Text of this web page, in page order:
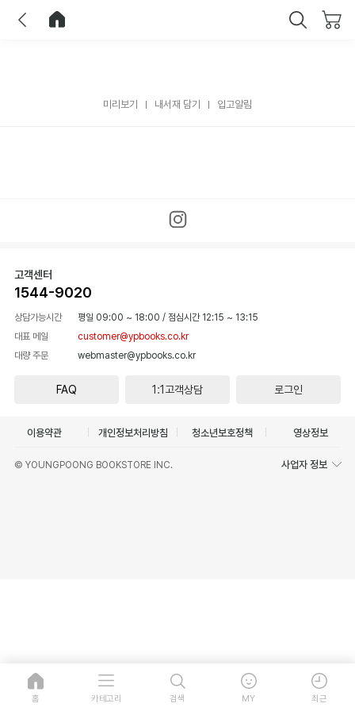
미리보기 내서재 담기 입고알림
고객센터
1544-9020
상담가능시간 평일 09:00 ~ 18:00 / 점심시간 12:15 ~ 13:15
대표 메일
customer@ypbooks.co.kr
대량 주문
webmaster@ypbooks.co.kr
FAQ 1:1고객상담 로그인
이용약관 개인정보처리방침 청소년보호정책 영상정보
© YOUNGPOONG BOOKSTORE INC. 사업자 정보
홈 카테고리 검색 MY 최근